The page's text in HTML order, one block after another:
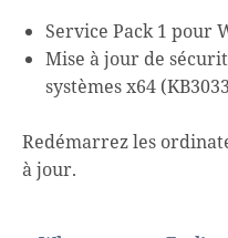
Service Pack 1 pour
Mise à jour de
systèmes x64
Redémarrez les
à jour.